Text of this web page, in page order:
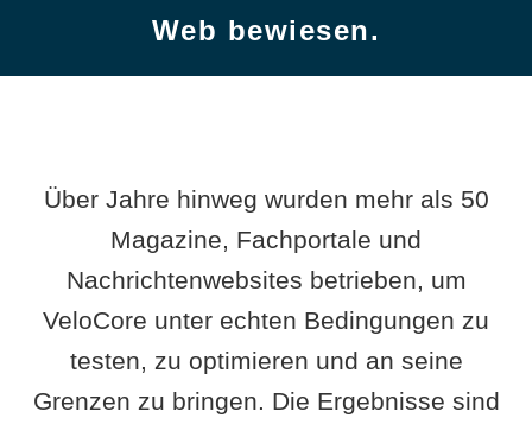
Web bewiesen.
Über Jahre hinweg wurden mehr als 50
Magazine, Fachportale und
Nachrichtenwebsites betrieben, um
VeloCore unter echten Bedingungen zu
testen, zu optimieren und an seine
Grenzen zu bringen. Die Ergebnisse sind